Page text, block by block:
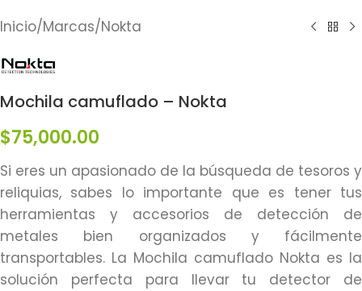
Inicio/Marcas/Nokta
Mochila camuflado – Nokta
$75,000.00
Si eres un apasionado de la búsqueda de tesoros y
reliquias, sabes lo importante que es tener tus
herramientas y accesorios de detección de
metales bien organizados y fácilmente
transportables. La Mochila camuflado Nokta es la
solución perfecta para llevar tu detector de